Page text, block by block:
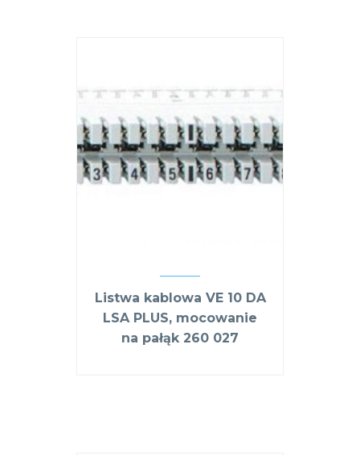
Listwa kablowa VE 10 DA
LSA PLUS, mocowanie
na pałąk 260 027